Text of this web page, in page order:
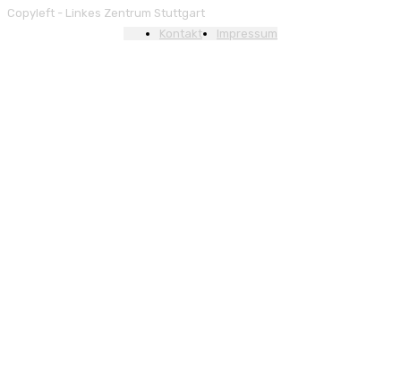
Copyleft - Linkes Zentrum Stuttgart
Kontakt
Impressum